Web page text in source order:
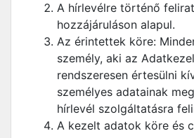
A hírlevélre történő
hozzájáruláson alapul.
Az érintettek köre:
személy, aki az
rendszeresen értesülni
személyes adatainak
hírlevél szolgáltatásra
A kezelt adatok köre és